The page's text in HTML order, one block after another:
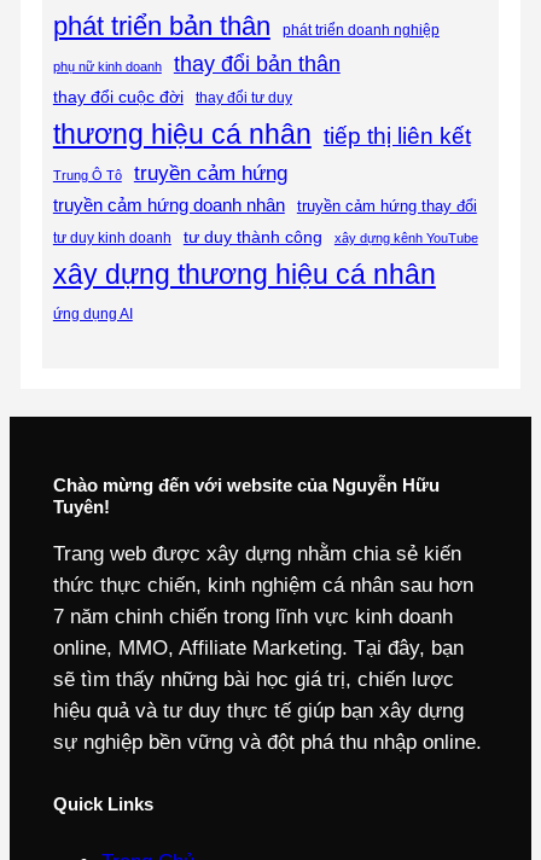
phát triển bản thân phát triển doanh nghiệp
phụ nữ kinh doanh thay đổi bản thân
thay đổi cuộc đời thay đổi tư duy
thương hiệu cá nhân tiếp thị liên kết
Trung Ô Tô truyền cảm hứng
truyền cảm hứng doanh nhân truyền cảm hứng thay đổi
tư duy kinh doanh tư duy thành công xây dựng kênh YouTube
xây dựng thương hiệu cá nhân
ứng dụng AI
Chào mừng đến với website của Nguyễn Hữu
Tuyên!
Trang web được xây dựng nhằm chia sẻ kiến
thức thực chiến, kinh nghiệm cá nhân sau hơn
7 năm chinh chiến trong lĩnh vực kinh doanh
online, MMO, Affiliate Marketing. Tại đây, bạn
sẽ tìm thấy những bài học giá trị, chiến lược
hiệu quả và tư duy thực tế giúp bạn xây dựng
sự nghiệp bền vững và đột phá thu nhập online.
Quick Links